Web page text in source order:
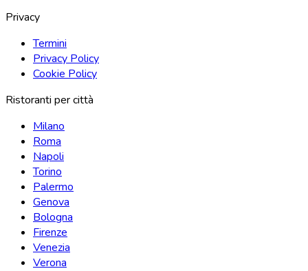
Privacy
Termini
Privacy Policy
Cookie Policy
Ristoranti per città
Milano
Roma
Napoli
Torino
Palermo
Genova
Bologna
Firenze
Venezia
Verona